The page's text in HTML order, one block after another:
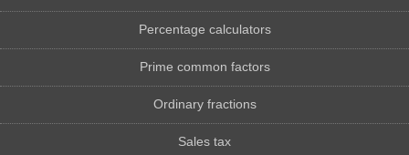
Percentage calculators
Prime common factors
Ordinary fractions
Sales tax